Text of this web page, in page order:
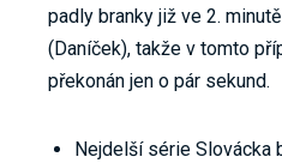
padly branky již ve 2.
(Daníček), takže v tomto
překonán jen o pár sekund.
Nejdelší série Slovácka